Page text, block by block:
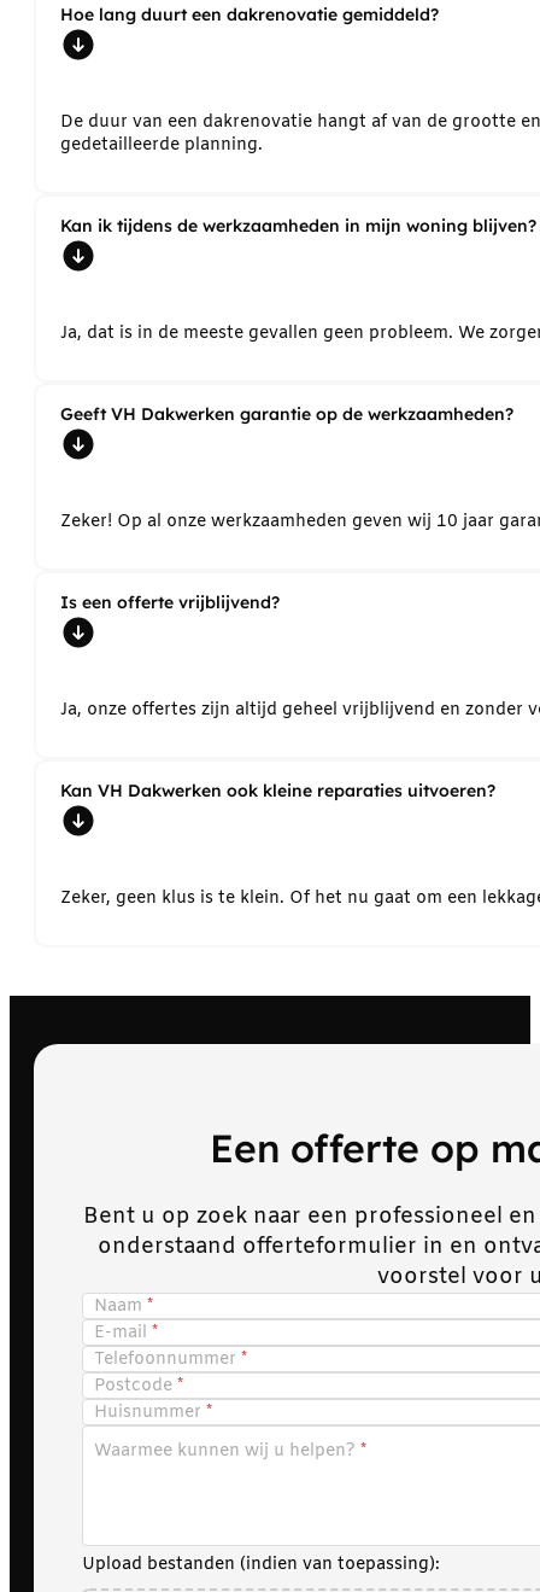
Hoe lang duurt een dakrenovatie gemiddeld?
De duur van een dakrenovatie hangt af van de grootte
gedetailleerde planning.
Kan ik tijdens de werkzaamheden in mijn woning blijven?
Ja, dat is in de meeste gevallen geen probleem. We
Geeft VH Dakwerken garantie op de werkzaamheden?
Zeker! Op al onze werkzaamheden geven wij 10 jaar
Is een offerte vrijblijvend?
Ja, onze offertes zijn altijd geheel vrijblijvend en
Kan VH Dakwerken ook kleine reparaties uitvoeren?
Zeker, geen klus is te klein. Of het nu gaat om een
Een offerte op
Bent u op zoek naar een professioneel
onderstaand offerteformulier in en
voorstel voor
Naam
E-mail
Telefoonnummer
Postcode
Huisnummer
Waarmee kunnen wij u helpen?
Upload bestanden (indien van toepassing):